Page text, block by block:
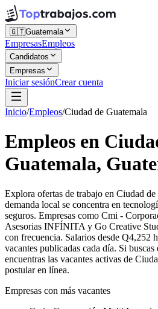
🇬🇹Guatemala
EmpresasEmpleos
Candidatos
Empresas
Iniciar sesiónCrear cuenta
Inicio/Empleos/Ciudad de Guatemala
Empleos en
Guatemala,
Explora ofertas de trabajo en Ciudad
demanda local se concentra en
seguros. Empresas como Cmi -
Asesorias INFÍNITA y Go Creative
con frecuencia. Salarios desde Q4,252
vacantes publicadas cada día. Si
encuentras las vacantes activas de
postular en línea.
Empresas con más vacantes